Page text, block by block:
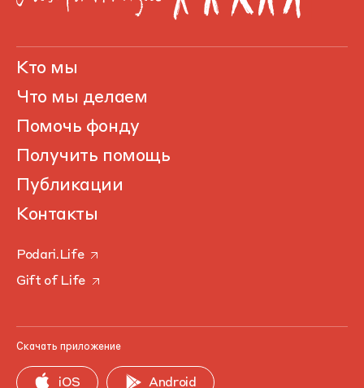
Кто мы
Что мы делаем
Помочь фонду
Получить помощь
Публикации
Контакты
Podari.Life
Gift of Life
Скачать приложение
iOS Android